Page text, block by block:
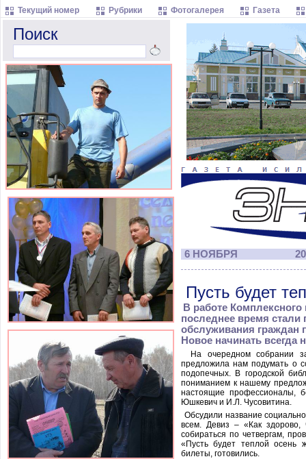
Текущий номер Рубрики Фотогалерея Газета
Поиск
6 НОЯБРЯ
Пусть будет
В работе
последнее время
обслуживания граждан
Новое начинать всегда
На очередном собрании
предложила нам подумать о
подопечных. В городской
пониманием к нашему
настоящие профессионалы,
Юшкевич и И.Л. Чусовитина.
Обсудили название
всем. Девиз – «Как здорово,
собираться по четвергам,
«Пусть будет теплой осень
билеты, готовились.